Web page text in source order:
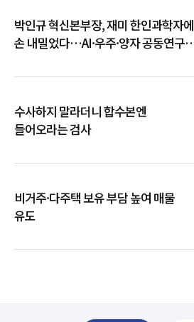
박인규 혁신본부장, 재미 한인과학자에
손 내밀었다…AI·우주·양자 공동연구
수사하지 말라더니 합수본엔
들어오라는 검사
비거주·다주택 보유 부담 높여 매물
유도